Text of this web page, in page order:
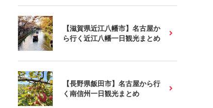
【滋賀県近江八幡市】名古屋か
ら行く近江八幡一日観光まとめ
【長野県飯田市】名古屋から行
く南信州一日観光まとめ